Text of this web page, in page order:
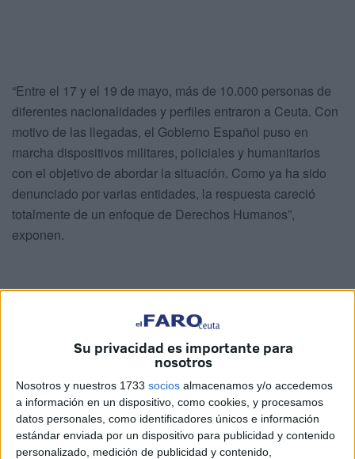
Su privacidad es importante para
nosotros
Nosotros y nuestros 1733 socios almacenamos y/o accedemos
a información en un dispositivo, como cookies, y procesamos
datos personales, como identificadores únicos e información
estándar enviada por un dispositivo para publicidad y contenido
personalizado, medición de publicidad y contenido,
“Entre el 17 y el 19 de mayo, más de 10.000 personas de
diferentes nacionalidades y perfiles entraron a Ceuta. Con
motivo de las llegadas, el Gobierno Español puso en
marcha dispositivos militares, policiales y humanitarios
con el objetivo de abordar la situación. Como ya ha sido
denunciado por varias entidades, la respuesta careció
totalmente de un enfoque de Derechos Humanos”,
exponen.
‘No somos invisibles’